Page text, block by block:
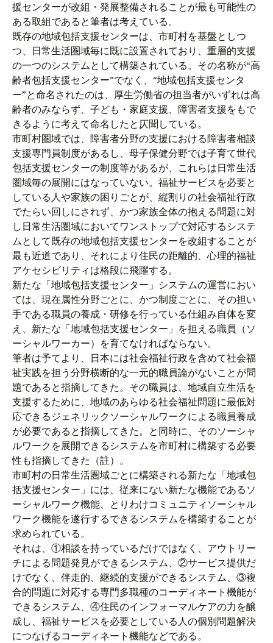
援センターが改組・発展整備されることが最も可能性の
ある取組であると筆者は考えている。
既存の地域包括支援センターは、市町村を基盤としつ
つ、日常生活圏域毎に既に設置されており、重層的支援
の一つのシステムとして構築されている。その名称が“高
齢者包括支援センター”でなく、“地域包括支援センタ
ー”と命名されたのは、厚生労働省の担当者がいずれは高
齢者のみならず、子ども・家庭支援、障害者支援をもで
きるように考えて命名したと仄聞している。
市町村圏域では、障害者分野の支援における障害者相談
支援専門員制度があるし、母子保健分野では子育て世代
包括支援センターの制度等があるが、これらは日常生活
圏域毎の展開にはなっていない。福祉サービスを必要と
している人や家族の困りごとが、縦割りの社会福祉行政
でたらい回しにされず、かつ家族全体の抱える問題に対
し日常生活圏域においてワンストップで対応するシステ
ムとして既存の地域包括支援センターを改組することが
最も近道であり、それにより住民の距離的、心理的福祉
アケセシビリティは格段に飛躍する。
新たな「地域包括支援センター」システムの運営におい
ては、現在属性分野ごとに、かつ制度ごとに、その担い
手である職員の養成・研修を行っている仕組み自体を変
え、新たな「地域包括支援センター」を担える職員（ソ
ーシャルワーカー）を育てなければならない。
筆者は予てより、日本には社会福祉行政を含めて社会福
祉実践を担う分野横断的な一元的職員論がないことが問
題であると指摘してきた。その職員は、地域自立生活を
支援するために、地域のあらゆる社会福祉問題に最低対
応できるジェネリックソーシャルワークによる職員養成
が必要であると指摘してきた。と同時に、そのソーシャ
ルワークを展開できるシステムを市町村に構築する必要
性も指摘してきた（註）。
市町村の日常生活圏域ごとに構築される新たな「地域包
括支援センター」には、従来にない新たな機能であるソ
ーシャルワーク機能、とりわけコミュニティソーシャル
ワーク機能を遂行するできるシステムを構築することが
求められている。
それは、①相談を持っているだけではなく、アウトリー
チによる問題発見ができるシステム、②サービス提供だ
けでなく、伴走的、継続的支援ができるシステム、③複
合的問題に対応する専門多職種のコーディネート機能が
できるシステム、④住民のインフォーマルケアの力を醸
成し、福祉サービスを必要としている人の個別問題解決
につなげるコーディネート機能などである。